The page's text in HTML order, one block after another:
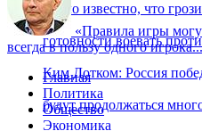
Стало известно, что
готовности воевать
Ким Дотком: Россия
будут продолжаться
«Правила игры
всегда в пользу одного игрока...
Главная
Политика
Общество
Экономика